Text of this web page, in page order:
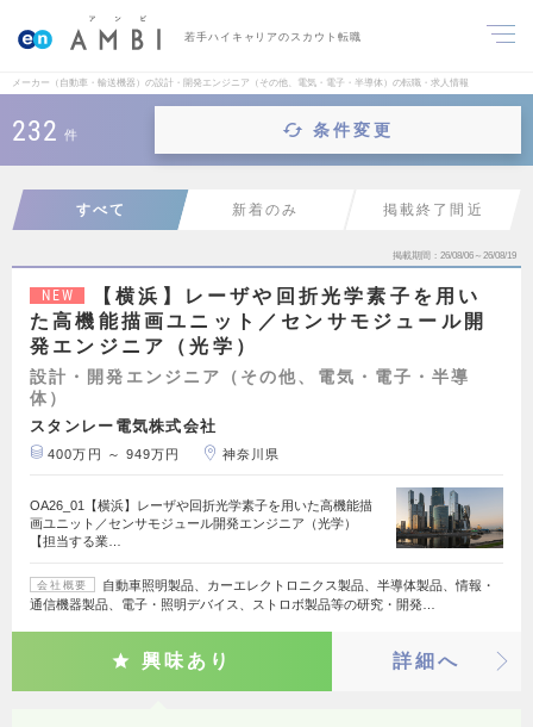
若手ハイキャリアのスカウト転職
メーカー（自動車・輸送機器）の設計・開発エンジニア（その他、電気・電子・半導体）の転職・求人情報
232 件 条件変更
すべて 新着のみ 掲載終了間近
掲載期間 26/08/06～26/08/19
NEW
【横浜】レーザや回折光学素子を用い
た高機能描画ユニット／センサモジュール開
発エンジニア（光学）
設計・開発エンジニア（その他、電気・電子・半導
体）
スタンレー電気株式会社
400万円 ～ 949万円 神奈川県
OA26_01【横浜】レーザや回折光学素子を用いた高機能描
画ユニット／センサモジュール開発エンジニア（光学）
【担当する業…
会社概要
自動車照明製品、カーエレクトロニクス製品、半導体製品、情報・
通信機器製品、電子・照明デバイス、ストロボ製品等の研究・開発…
興味あり 詳細へ